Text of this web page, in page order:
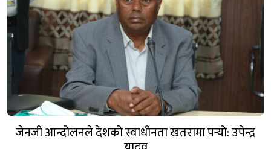
जेनजी आन्दोलनले देशको स्वाधीनता खतरामा पर्‍यो: उपेन्द्र